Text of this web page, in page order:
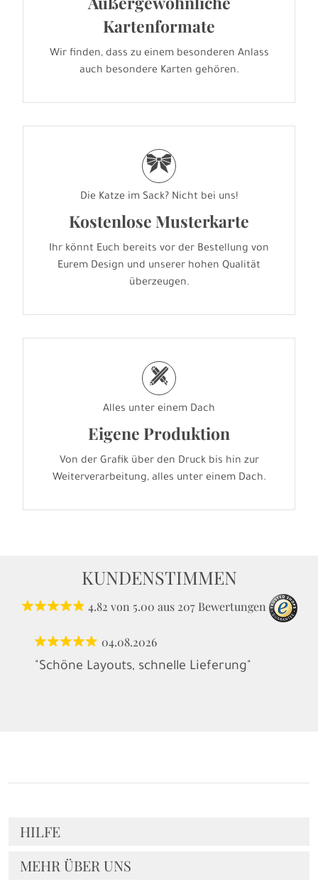
Kartenformate
Wir finden, dass zu einem besonderen Anlass
auch besondere Karten gehören.
r
Die Katze im Sack? Nicht bei uns!
Kostenlose Musterkarte
Ihr könnt Euch bereits vor der Bestellung von
Eurem Design und unserer hohen Qualität
überzeugen.
h
Alles unter einem Dach
Eigene Produktion
Von der Grafik über den Druck bis hin zur
Weiterverarbeitung, alles unter einem Dach.
KUNDENSTIMMEN
4.82 von 5.00 aus 207 Bewertungen
04.08.2026
"Schöne Layouts, schnelle Lieferung"
HILFE
MEHR ÜBER UNS